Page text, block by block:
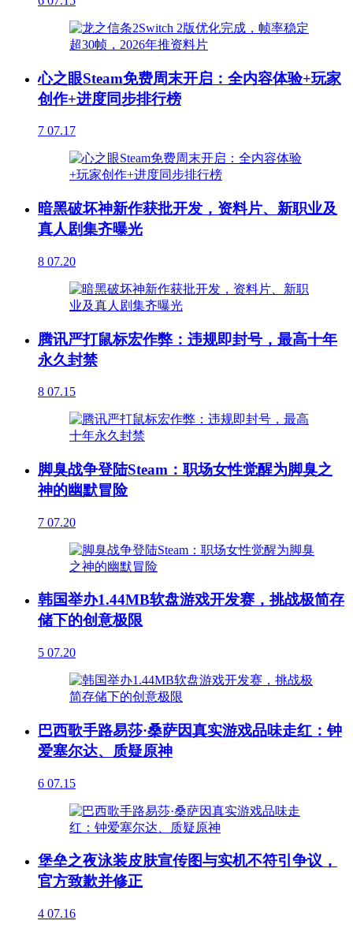
心之眼Steam免费周末开启：全内容体验+玩家
创作+进度同步排行榜
7 07.17
暗黑破坏神新作获批开发，资料片、新职业及
真人剧集齐曝光
8 07.20
腾讯严打鼠标宏作弊：违规即封号，最高十年
永久封禁
8 07.15
脚臭战争登陆Steam：职场女性觉醒为脚臭之
神的幽默冒险
7 07.20
韩国举办1.44MB软盘游戏开发赛，挑战极简存
储下的创意极限
5 07.20
巴西歌手路易莎·桑萨因真实游戏品味走红：钟
爱塞尔达、质疑原神
6 07.15
堡垒之夜泳装皮肤宣传图与实机不符引争议，
官方致歉并修正
4 07.16